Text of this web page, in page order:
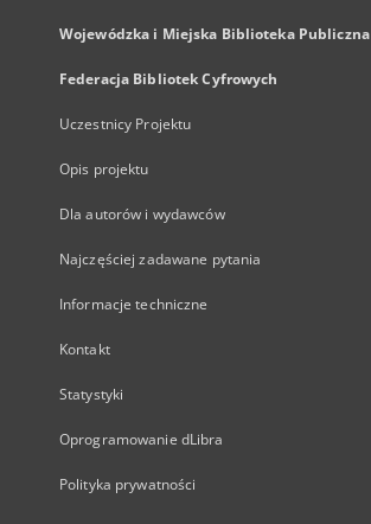
Wojewódzka i Miejska Biblioteka Publiczna
Federacja Bibliotek Cyfrowych
Uczestnicy Projektu
Opis projektu
Dla autorów i wydawców
Najczęściej zadawane pytania
Informacje techniczne
Kontakt
Statystyki
Oprogramowanie dLibra
Polityka prywatności